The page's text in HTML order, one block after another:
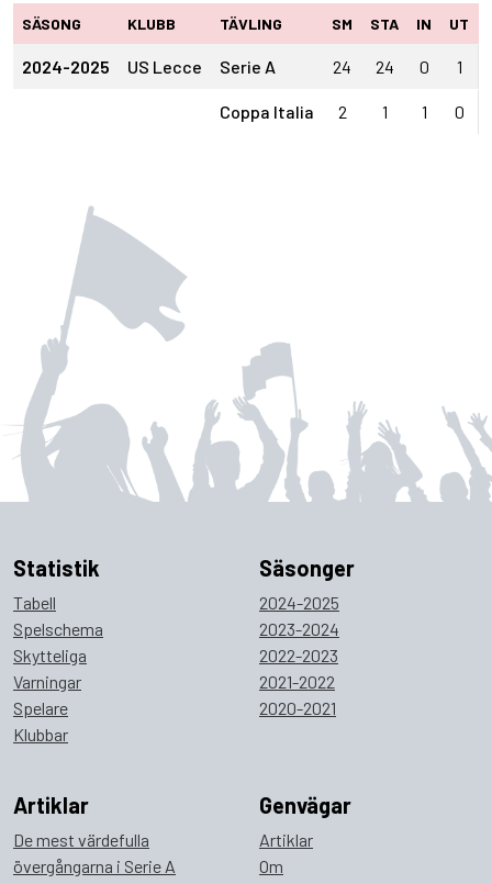
SÄSONG KLUBB TÄVLING SM STA IN UT
2024-2025 US Lecce Serie A 24 24 0 1
Coppa Italia 2 1 1 0
Statistik
Tabell
Spelschema
Skytteliga
Varningar
Spelare
Klubbar
Säsonger
2024-2025
2023-2024
2022-2023
2021-2022
2020-2021
Artiklar
De mest värdefulla
övergångarna i Serie A
Genvägar
Artiklar
Om